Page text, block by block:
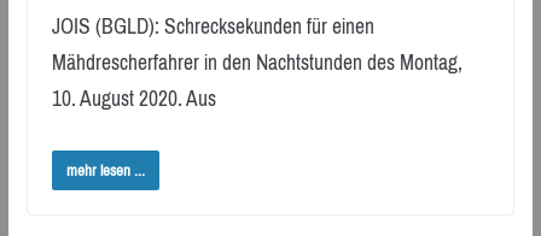
JOIS (BGLD): Schrecksekunden für einen
Mähdrescherfahrer in den Nachtstunden des Montag,
10. August 2020. Aus
mehr lesen ...